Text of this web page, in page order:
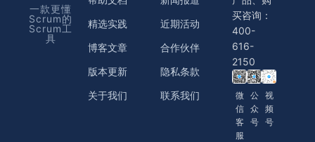
一款更懂
Scrum的
Scrum工
具
精选实践
博客文章
版本更新
关于我们
近期活动
合作伙伴
隐私条款
联系我们
买咨询：
400-
616-
2150
微
信
客
服
公
众
号
视
频
号